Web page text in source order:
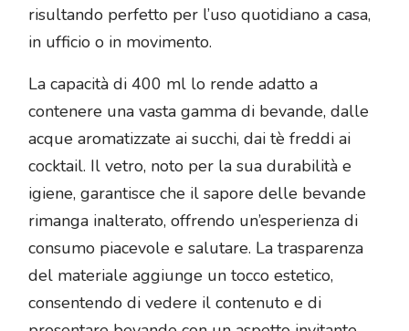
risultando perfetto per l’uso quotidiano a casa,
in ufficio o in movimento.
La capacità di 400 ml lo rende adatto a
contenere una vasta gamma di bevande, dalle
acque aromatizzate ai succhi, dai tè freddi ai
cocktail. Il vetro, noto per la sua durabilità e
igiene, garantisce che il sapore delle bevande
rimanga inalterato, offrendo un’esperienza di
consumo piacevole e salutare. La trasparenza
del materiale aggiunge un tocco estetico,
consentendo di vedere il contenuto e di